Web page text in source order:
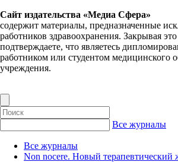
Сайт издательства «Медиа Сфера»
содержит материалы, предназначенные
работников здравоохранения. Закрывая
подтверждаете, что являетесь
работником или студентом медицинского
учреждения.
Все журналы
Все журналы
Non nocere. Новый терапевтический